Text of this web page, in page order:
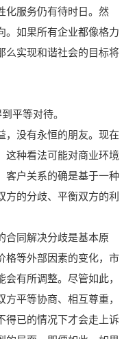
化服务仍有待时日。然
。如果所有企业都像格力
么实现和谐社会的目标将
平等对待。
，没有永恒的朋友。现在
这种看法可能对商业环境
客户关系的确是基于一种
的分歧、平衡双方的利
合同解决分歧是基本原
格等外部因素的变化，市
有所调整。尽管如此，
平等协商、相互尊重，
得已的情况下才会走上诉